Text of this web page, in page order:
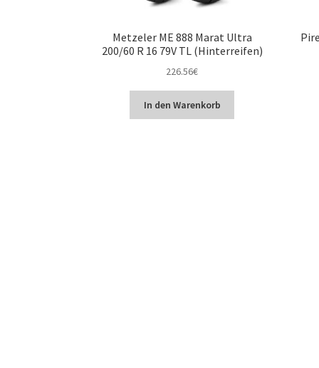
Metzeler ME 888 Marat Ultra
200/60 R 16 79V TL (Hinterreifen)
226.56€
In den Warenkorb